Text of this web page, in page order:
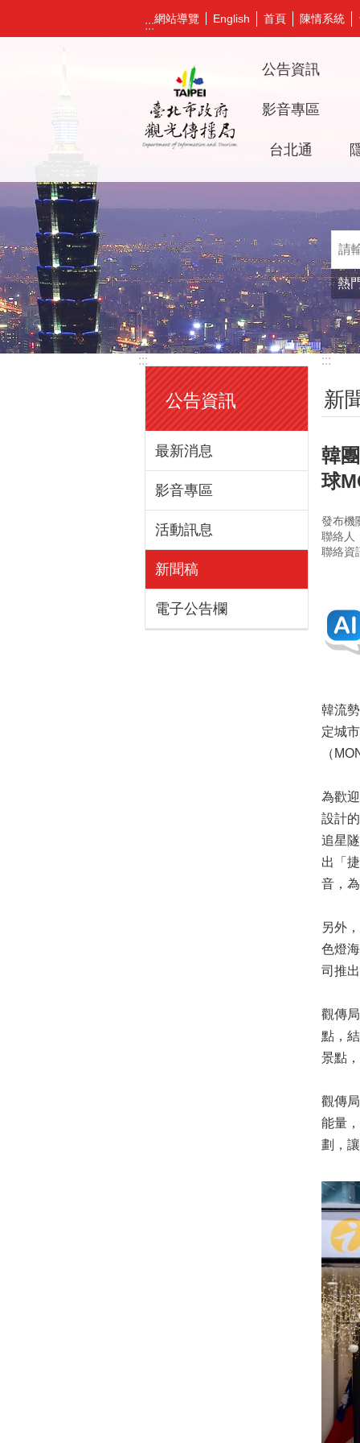
:::
網站導覽 English 首頁 陳情系統
公告資訊
影音專區
台北通
熱
:::
公告資訊
最新消息
影音專區
活動訊息
新聞稿
電子公告欄
:::
新
韓
球
發布機
聯絡人
聯絡資
韓流
定城
（
為歡
設計
追星
出「
音，
另外
色燈
司推
觀傳
點，
景點
觀傳
能量
劃，